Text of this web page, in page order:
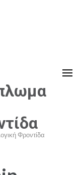
Φροντίδα